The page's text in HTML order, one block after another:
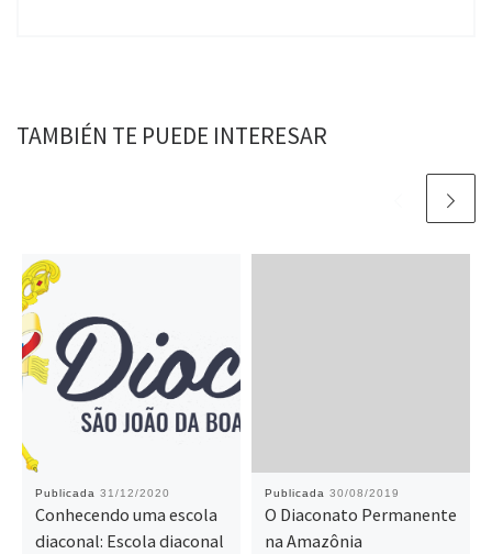
TAMBIÉN TE PUEDE INTERESAR
Publicada 31/12/2020
Conhecendo uma escola
diaconal: Escola diaconal
Publicada 30/08/2019
O Diaconato Permanente
na Amazônia